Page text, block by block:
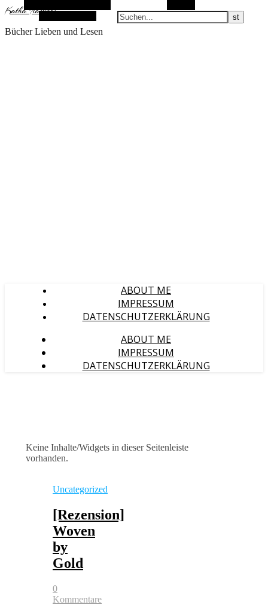
KathaFlauschi
Bücher Lieben und Lesen
Zufallsauswahl
ABOUT ME
IMPRESSUM
DATENSCHUTZERKLÄRUNG
ABOUT ME
IMPRESSUM
DATENSCHUTZERKLÄRUNG
Keine Inhalte/Widgets in dieser Seitenleiste
vorhanden.
Uncategorized
[Rezension]
Woven
by
Gold
0
Kommentare